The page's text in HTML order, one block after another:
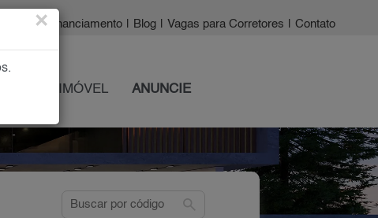
| Financiamento Blog Vagas para Corretores Contato
SEU IMÓVEL ANUNCIE
search
×